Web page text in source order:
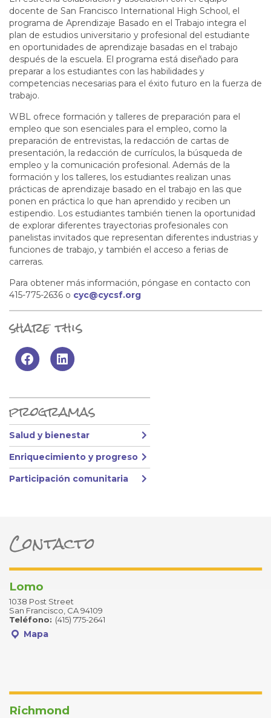
docente de San Francisco International High School, el
programa de Aprendizaje Basado en el Trabajo integra el
plan de estudios universitario y profesional del estudiante
en oportunidades de aprendizaje basadas en el trabajo
después de la escuela. El programa está diseñado para
preparar a los estudiantes con las habilidades y
competencias necesarias para el éxito futuro en la fuerza de
trabajo.
WBL ofrece formación y talleres de preparación para el
empleo que son esenciales para el empleo, como la
preparación de entrevistas, la redacción de cartas de
presentación, la redacción de currículos, la búsqueda de
empleo y la comunicación profesional. Además de la
formación y los talleres, los estudiantes realizan unas
prácticas de aprendizaje basado en el trabajo en las que
ponen en práctica lo que han aprendido y reciben un
estipendio. Los estudiantes también tienen la oportunidad
de explorar diferentes trayectorias profesionales con
panelistas invitados que representan diferentes industrias y
funciones de trabajo, y también el acceso a ferias de
carreras.
Para obtener más información, póngase en contacto con
415-775-2636 o cyc@cycsf.org
share this
Primary Sidebar
programas
Salud y bienestar
Enriquecimiento y progreso
Participación comunitaria
Contacto
Lomo
1038 Post Street
San Francisco, CA 94109
Teléfono: (415) 775-2641
Mapa
Richmond